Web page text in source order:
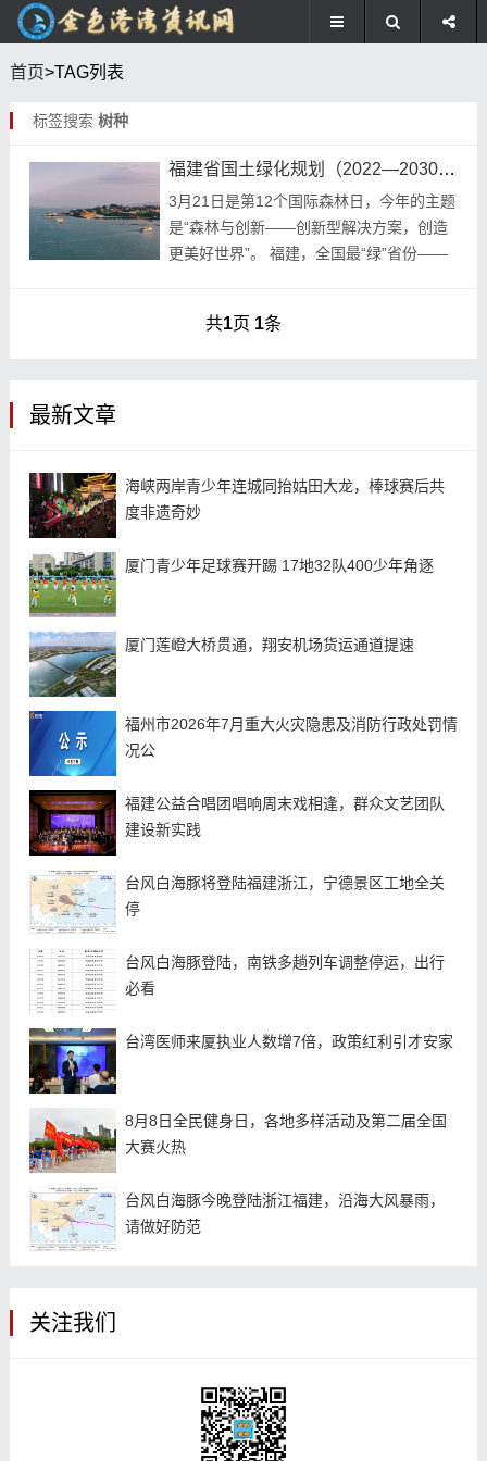
首页>TAG列表
标签搜索 树种
福建省国土绿化规划（2022—2030年）
3月21日是第12个国际森林日，今年的主题
是“森林与创新——创新型解决方案，创造
更美好世界”。 福建，全国最“绿”省份——
共1页 1条
最新文章
海峡两岸青少年连城同抬姑田大龙，棒球赛后共
度非遗奇妙
厦门青少年足球赛开踢 17地32队400少年角逐
厦门莲嶝大桥贯通，翔安机场货运通道提速
福州市2026年7月重大火灾隐患及消防行政处罚情
况公
福建公益合唱团唱响周末戏相逢，群众文艺团队
建设新实践
台风白海豚将登陆福建浙江，宁德景区工地全关
停
台风白海豚登陆，南铁多趟列车调整停运，出行
必看
台湾医师来厦执业人数增7倍，政策红利引才安家
8月8日全民健身日，各地多样活动及第二届全国
大赛火热
台风白海豚今晚登陆浙江福建，沿海大风暴雨，
请做好防范
关注我们